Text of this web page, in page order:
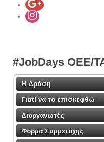
#JobDays OEE/
Η Δράση
Γιατί να το επισκεφθώ
Διοργανωτές
Φόρμα Συμμετοχής